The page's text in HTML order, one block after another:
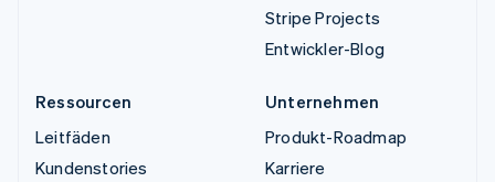
Stripe Projects
Entwickler-Blog
Ressourcen
Leitfäden
Kundenstories
Unternehmen
Produkt-Roadmap
Karriere